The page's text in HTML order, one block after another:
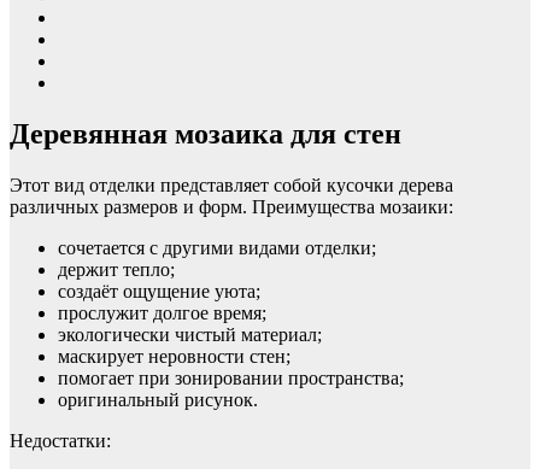
Деревянная мозаика для стен
Этот вид отделки представляет собой кусочки дерева
различных размеров и форм. Преимущества мозаики:
сочетается с другими видами отделки;
держит тепло;
создаёт ощущение уюта;
прослужит долгое время;
экологически чистый материал;
маскирует неровности стен;
помогает при зонировании пространства;
оригинальный рисунок.
Недостатки: